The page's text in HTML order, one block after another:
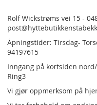
Rolf Wickstrøms vei 15 -
Åpningstider: Tirsdag-
94197615
Inngang på kortsiden
Ring3
Vi gjør oppmerksom på